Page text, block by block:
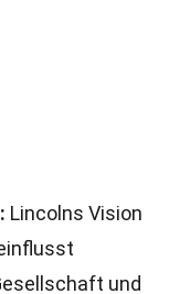
Lincolns Vision
und